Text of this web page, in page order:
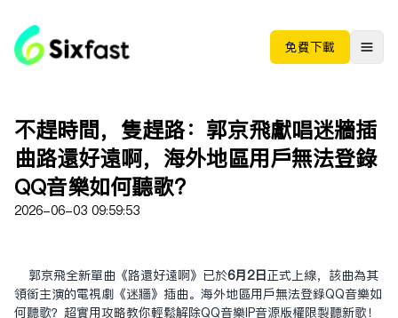
免费下载
不趕時間，只趕路：郭京飛獻唱迷牆插
曲路還好遠啊，海外地區用户無法登錄
QQ音樂如何聽歌？
2026-06-03 09:59:53
郭京飛全新單曲《路還好遠啊》已於6月2日正式上線，該曲為其
領銜主演的電視劇《迷牆》插曲。海外地區用户無法登錄QQ音樂如
何聽歌？超實用攻略教你輕鬆解除QQ音樂IP音源版權限制聽新歌！